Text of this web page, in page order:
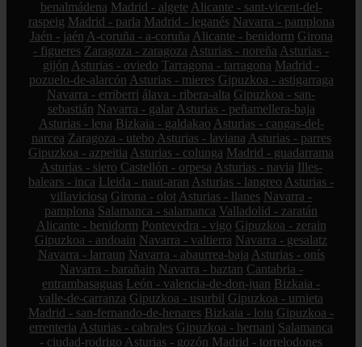
benalmádena Madrid - algete Alicante - sant-vicent-del-
raspeig Madrid - parla Madrid - leganés Navarra - pamplona
Jaén - jaén A-coruña - a-coruña Alicante - benidorm Girona
- figueres Zaragoza - zaragoza Asturias - noreña Asturias -
gijón Asturias - oviedo Tarragona - tarragona Madrid -
pozuelo-de-alarcón Asturias - mieres Gipuzkoa - astigarraga
Navarra - erriberri álava - ribera-alta Gipuzkoa - san-
sebastián Navarra - galar Asturias - peñamellera-baja
Asturias - lena Bizkaia - galdakao Asturias - cangas-del-
narcea Zaragoza - utebo Asturias - laviana Asturias - parres
Gipuzkoa - azpeitia Asturias - colunga Madrid - guadarrama
Asturias - siero Castellón - orpesa Asturias - navia Illes-
balears - inca Lleida - naut-aran Asturias - langreo Asturias -
villaviciosa Girona - olot Asturias - llanes Navarra -
pamplona Salamanca - salamanca Valladolid - zaratán
Alicante - benidorm Pontevedra - vigo Gipuzkoa - zerain
Gipuzkoa - andoain Navarra - valtierra Navarra - gesalatz
Navarra - larraun Navarra - abaurrea-baja Asturias - onís
Navarra - barañain Navarra - baztan Cantabria -
entrambasaguas León - valencia-de-don-juan Bizkaia -
valle-de-carranza Gipuzkoa - usurbil Gipuzkoa - urnieta
Madrid - san-fernando-de-henares Bizkaia - loiu Gipuzkoa -
errenteria Asturias - cabrales Gipuzkoa - hernani Salamanca
- ciudad-rodrigo Asturias - gozón Madrid - torrelodones